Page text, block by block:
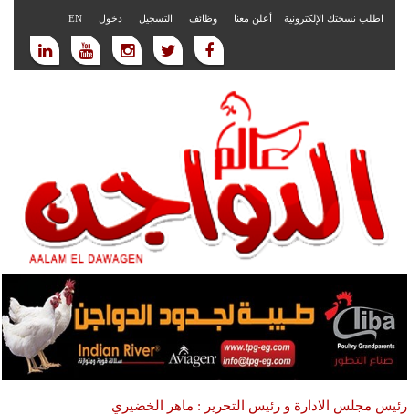
اطلب نسختك الإلكترونية أعلن معنا وظائف التسجيل دخول EN
رئيس مجلس الادارة و رئيس التحرير : ماهر الخضيري